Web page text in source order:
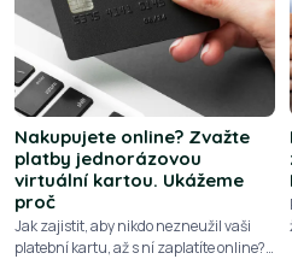
Nakupujete online? Zvažte
platby jednorázovou
virtuální kartou. Ukážeme
proč
Jak zajistit, aby nikdo nezneužil vaši
platební kartu, až s ní zaplatíte online?